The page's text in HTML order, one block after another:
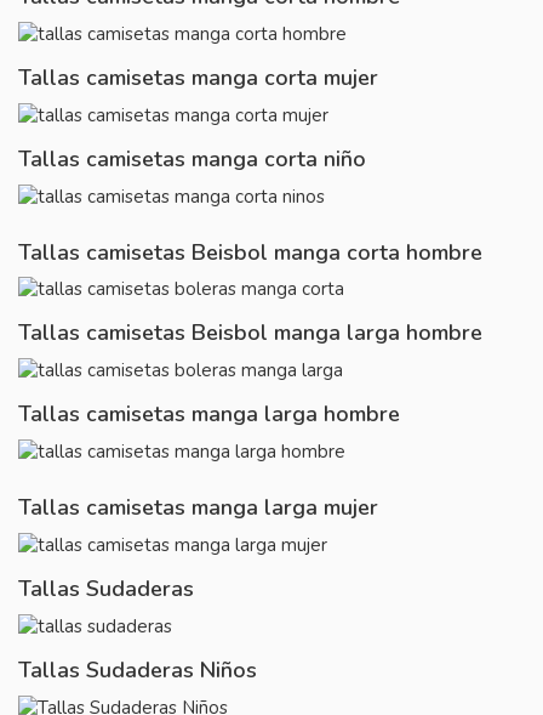
Tallas camisetas manga corta mujer
Tallas camisetas manga corta niño
Tallas camisetas Beisbol manga corta hombre
Tallas camisetas Beisbol manga larga hombre
Tallas camisetas manga larga hombre
Tallas camisetas manga larga mujer
Tallas Sudaderas
Tallas Sudaderas Niños